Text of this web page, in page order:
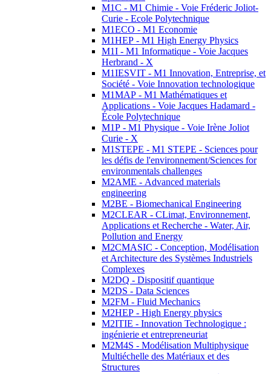
M1C - M1 Chimie - Voie Fréderic Joliot-
Curie - Ecole Polytechnique
M1ECO - M1 Economie
M1HEP - M1 High Energy Physics
M1I - M1 Informatique - Voie Jacques
Herbrand - X
M1IESVIT - M1 Innovation, Entreprise, et
Société - Voie Innovation technologique
M1MAP - M1 Mathématiques et
Applications - Voie Jacques Hadamard -
École Polytechnique
M1P - M1 Physique - Voie Irène Joliot
Curie - X
M1STEPE - M1 STEPE - Sciences pour
les défis de l'environnement/Sciences for
environmentals challenges
M2AME - Advanced materials
engineering
M2BE - Biomechanical Engineering
M2CLEAR - CLimat, Environnement,
Applications et Recherche - Water, Air,
Pollution and Energy
M2CMASIC - Conception, Modélisation
et Architecture des Systèmes Industriels
Complexes
M2DQ - Dispositif quantique
M2DS - Data Sciences
M2FM - Fluid Mechanics
M2HEP - High Energy physics
M2ITIE - Innovation Technologique :
ingénierie et entrepreneuriat
M2M4S - Modélisation Multiphysique
Multiéchelle des Matériaux et des
Structures